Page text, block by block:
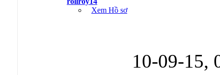
Xem Hồ sơ
10-09-15,